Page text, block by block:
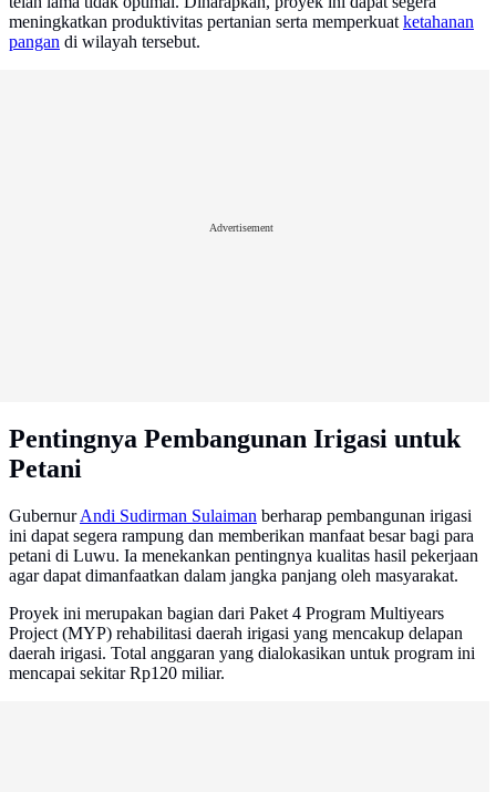
meningkatkan produktivitas pertanian serta memperkuatketahanan
pangan di wilayah tersebut.
Advertisement
Pentingnya Pembangunan Irigasi untuk
Petani
GubernurAndi Sudirman Sulaiman berharap pembangunan irigasi
ini dapat segera rampung dan memberikan manfaat besar bagi para
petani di Luwu. Ia menekankan pentingnya kualitas hasil pekerjaan
agar dapat dimanfaatkan dalam jangka panjang oleh masyarakat.
Proyek ini merupakan bagian dari Paket 4 Program Multiyears
Project (MYP) rehabilitasi daerah irigasi yang mencakup delapan
daerah irigasi. Total anggaran yang dialokasikan untuk program ini
mencapai sekitar Rp120 miliar.